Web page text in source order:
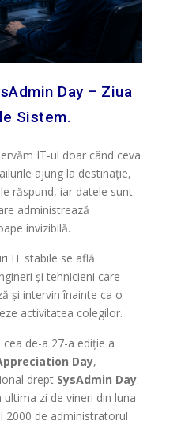
Day – Ziua
Sistem.
IT-ul doar când ceva
ajung la destinație,
răspund, iar datele sunt
administrează
invizibilă.
IT stabile se află
și tehnicieni care
și intervin înainte ca o
activitatea colegilor.
cea de-a 27-a ediție a
Day,
drept SysAdmin Day.
zi de vineri din luna
2000 de administratorul